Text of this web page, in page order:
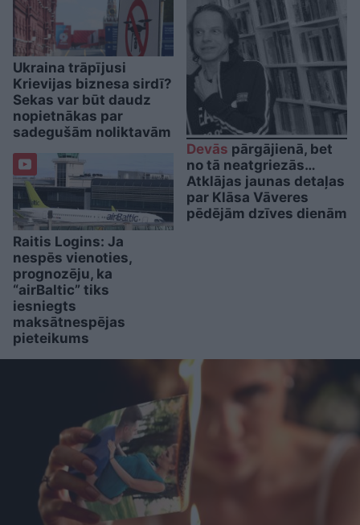
Ukraina trāpījusi
Krievijas biznesa sirdī?
Sekas var būt daudz
nopietnākas par
sadegušām noliktavām
Raitis Logins: Ja
nespēs vienoties,
prognozēju, ka
“airBaltic” tiks
iesniegts
maksātnespējas
pieteikums
Devās pārgājienā, bet
no tā neatgriezās…
Atklājas jaunas detaļas
par Klāsa Vāveres
pēdējām dzīves dienām